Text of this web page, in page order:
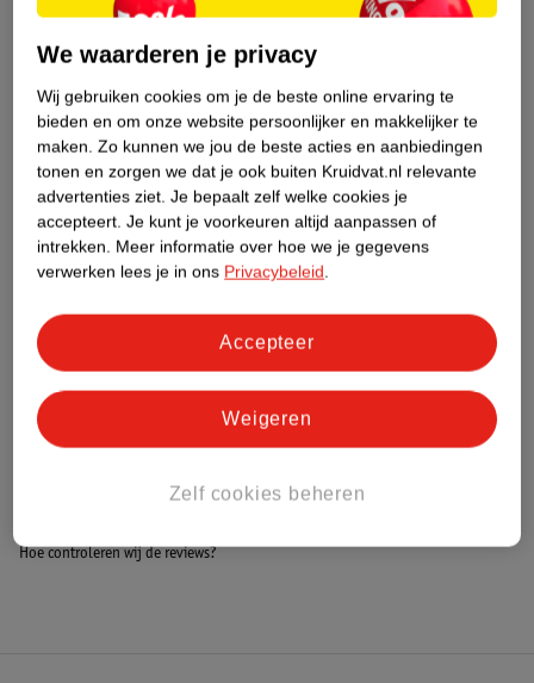
Etiketinformatie
Nature Impact Score
Dit product heeft (nog) geen Nature
Impact Score.
Meer informatie
Bestel & Bezorginformatie
Bekijk ook
Alle Koekjesmix
Hoe controleren wij de reviews?
We waarderen je privacy
Wij gebruiken cookies om je de beste online ervaring te
bieden en om onze website persoonlijker en makkelijker te
maken. Zo kunnen we jou de beste acties en aanbiedingen
tonen en zorgen we dat je ook buiten Kruidvat.nl relevante
advertenties ziet. Je bepaalt zelf welke cookies je
accepteert. Je kunt je voorkeuren altijd aanpassen of
intrekken. Meer informatie over hoe we je gegevens
verwerken lees je in ons Privacybeleid.
Zelf cookies beheren
Weigeren
Accepteer